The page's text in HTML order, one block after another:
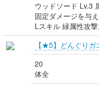
ウッドソード Lv.3
固定ダメージを与
Lスキル 緑属性攻
【★5】どんぐりガ
20
体全